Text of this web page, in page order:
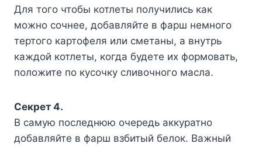
Для того чтобы котлеты получились как
можно сочнее, добавляйте в фарш немного
тертого картофеля или сметаны, а внутрь
каждой котлеты, когда будете их формовать,
положите по кусочку сливочного масла.
Секрет 4.
В самую последнюю очередь аккуратно
добавляйте в фарш взбитый белок. Важный